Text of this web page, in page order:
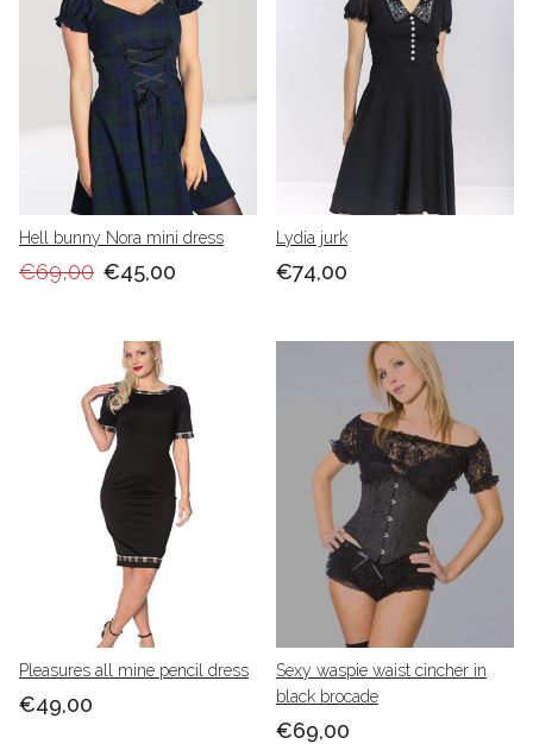
Hell bunny Nora mini dress
€69,00 €45,00
Lydia jurk
€74,00
Pleasures all mine pencil dress
€49,00
Sexy waspie waist cincher in
black brocade
€69,00